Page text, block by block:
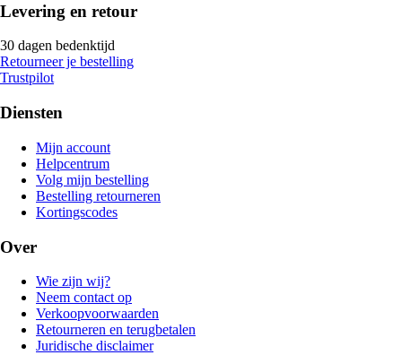
Levering en retour
30 dagen bedenktijd
Retourneer je bestelling
Trustpilot
Diensten
Mijn account
Helpcentrum
Volg mijn bestelling
Bestelling retourneren
Kortingscodes
Over
Wie zijn wij?
Neem contact op
Verkoopvoorwaarden
Retourneren en terugbetalen
Juridische disclaimer